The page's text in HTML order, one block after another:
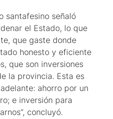
santafesino señaló
el Estado, lo que
que gaste donde
honesto y eficiente
que son inversiones
la provincia. Esta es
ahorro por un
e inversión para
concluyó.